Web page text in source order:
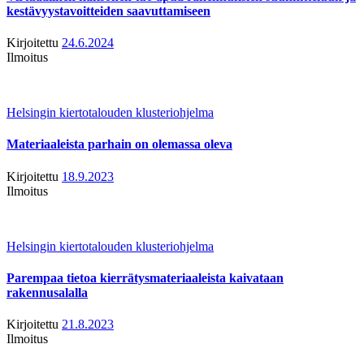
kestävyystavoitteiden saavuttamiseen
Kirjoitettu 24.6.2024
Ilmoitus
Helsingin kiertotalouden klusteriohjelma
Materiaaleista parhain on olemassa oleva
Kirjoitettu 18.9.2023
Ilmoitus
Helsingin kiertotalouden klusteriohjelma
Parempaa tietoa kierrätysmateriaaleista kaivataan
rakennusalalla
Kirjoitettu 21.8.2023
Ilmoitus